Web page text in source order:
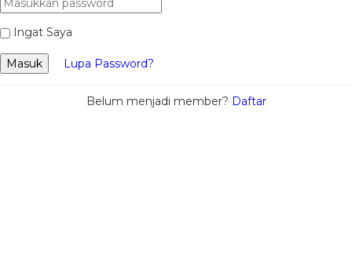
Ingat Saya
Masuk Lupa Password?
Belum menjadi member? Daftar